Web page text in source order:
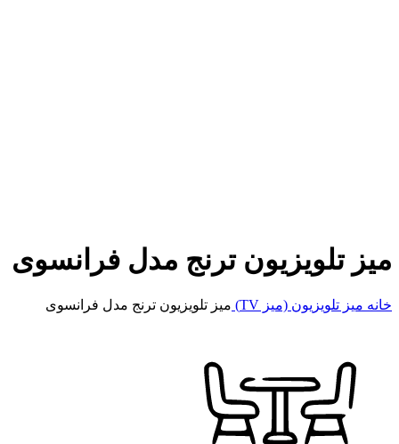
میز تلویزیون ترنج مدل فرانسوی
خانه میز تلویزیون (میز TV) میز تلویزیون ترنج مدل فرانسوی